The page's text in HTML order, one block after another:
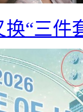
换“三